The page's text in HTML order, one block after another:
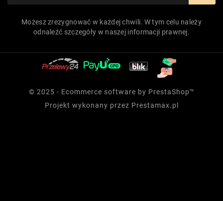
Możesz zrezygnować w każdej chwili. W tym celu należy
odnaleźć szczegóły w naszej informacji prawnej.
© 2025 - Ecommerce software by PrestaShop™
Projekt wykonany przez Prestamax.pl